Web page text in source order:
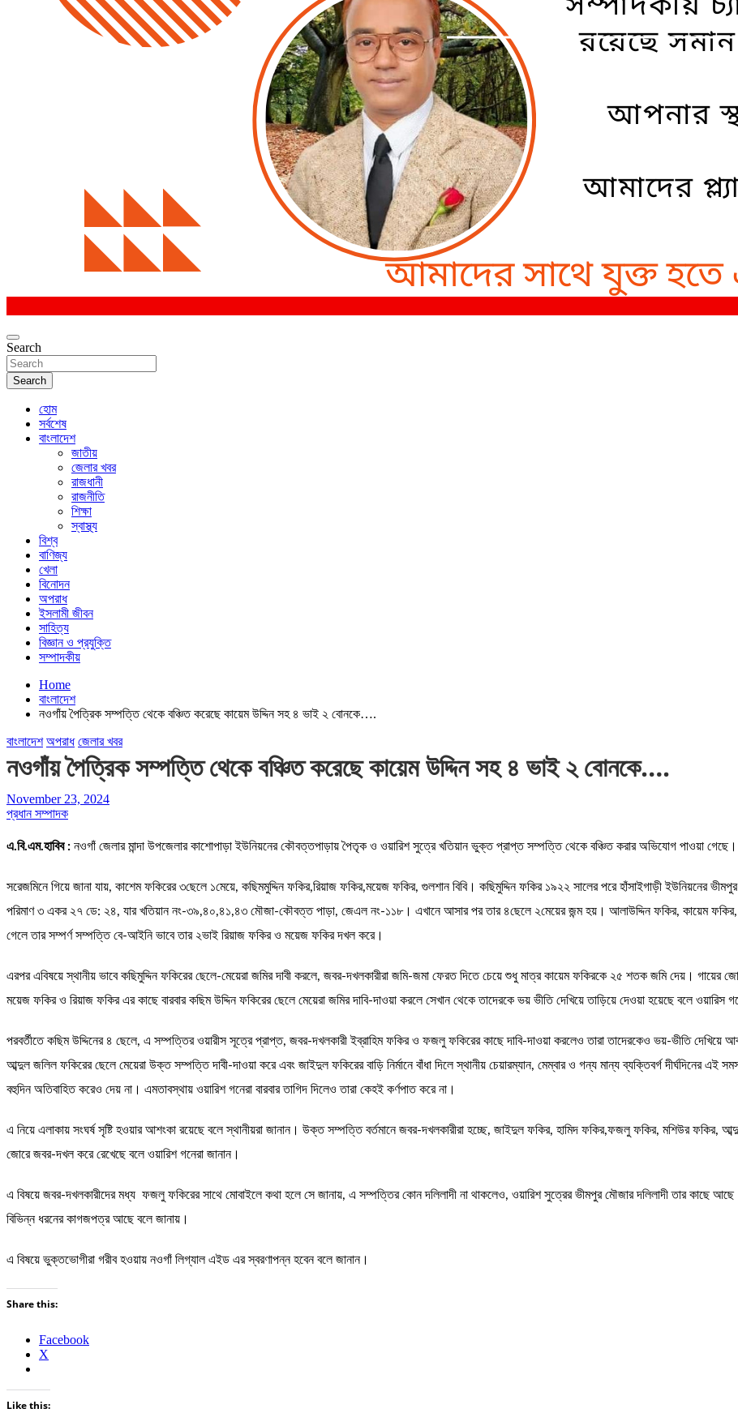
Search
Search
হোম
সর্বশেষ
বাংলাদেশ
জাতীয়
জেলার খবর
রাজধানী
রাজনীতি
শিক্ষা
স্বাস্থ্য
বিশ্ব
বাণিজ্য
খেলা
বিনোদন
অপরাধ
ইসলামী জীবন
সাহিত্য
বিজ্ঞান ও প্রযুক্তি
সম্পাদকীয়
Home
বাংলাদেশ
নওগাঁয় পৈত্রিক সম্পত্তি থেকে বঞ্চিত করেছে কায়েম উদ্দিন সহ ৪ ভাই ২ বোনকে….
বাংলাদেশ অপরাধ জেলার খবর
নওগাঁয় পৈত্রিক সম্পত্তি থেকে বঞ্চিত করেছে কায়েম উদ্দিন সহ ৪ ভাই ২ বোনকে….
November 23, 2024
প্রধান সম্পাদক
এ.বি.এম.হাবিব : নওগাঁ জেলার মান্দা উপজেলার কাশোপাড়া ইউনিয়নের কৌবত্তপাড়ায় পৈতৃক ও ওয়ারিশ সুত্রে খতিয়ান ভুক্ত প্রাপ্ত সম্পত্তি থেকে বঞ্চিত করার অভিযোগ পাওয়া গেছে।
সরেজমিনে গিয়ে জানা যায়, কাশেম ফকিরের ৩ছেলে ১মেয়ে, কছিমমুদ্দিন ফকির,রিয়াজ ফকির,ময়েজ ফকির, গুলশান বিবি। কছিমুদ্দিন ফকির ১৯২২ সালের পরে হাঁসাইগাড়ী ইউনিয়নের
পরিমাণ ৩ একর ২৭ ডে: ২৪, যার খতিয়ান নং-৩৯,৪০,৪১,৪৩ মৌজা-কৌবত্ত পাড়া, জেএল নং-১১৮। এখানে আসার পর তার ৪ছেলে ২মেয়ের জন্ম হয়। আলাউদ্দিন ফকির, কায়েম ফকির,
গেলে তার সম্পর্ণ সম্পত্তি বে-আইনি ভাবে তার ২ভাই রিয়াজ ফকির ও ময়েজ ফকির দখল করে।
এরপর এবিষয়ে স্থানীয় ভাবে কছিমুদ্দিন ফকিরের ছেলে-মেয়েরা জমির দাবী করলে, জবর-দখলকারীরা জমি-জমা ফেরত দিতে চেয়ে শুধু মাত্র কায়েম ফকিরকে ২৫ শতক জমি দেয়। গায়ের
ময়েজ ফকির ও রিয়াজ ফকির এর কাছে বারবার কছিম উদ্দিন ফকিরের ছেলে মেয়েরা জমির দাবি-দাওয়া করলে সেখান থেকে তাদেরকে ভয় ভীতি দেখিয়ে তাড়িয়ে দেওয়া হয়েছে বলে ওয়ারিস
পরবর্তীতে কছিম উদ্দিনের ৪ ছেলে, এ সম্পত্তির ওয়ারীস সূত্রে প্রাপ্ত, জবর-দখলকারী ইব্রাহিম ফকির ও ফজলু ফকিরের কাছে দাবি-দাওয়া করলেও তারা তাদেরকেও ভয়-ভীতি দেখিয়ে
আব্দুল জলিল ফকিরের ছেলে মেয়েরা উক্ত সম্পত্তি দাবী-দাওয়া করে এবং জাইদুল ফকিরের বাড়ি নির্মানে বাঁধা দিলে স্থানীয় চেয়ারম্যান, মেম্বার ও গন্য মান্য ব্যক্তিবর্গ দীর্ঘদিনের এই
বহুদিন অতিবাহিত করেও দেয় না। এমতাবস্থায় ওয়ারিশ গনেরা বারবার তাগিদ দিলেও তারা কেহই কর্ণপাত করে না।
এ নিয়ে এলাকায় সংঘর্ষ সৃষ্টি হওয়ার আশংকা রয়েছে বলে স্থানীয়রা জানান। উক্ত সম্পত্তি বর্তমানে জবর-দখলকারীরা হচ্ছে, জাইদুল ফকির, হামিদ ফকির,ফজলু ফকির, মশিউর ফকির,
জোরে জবর-দখল করে রেখেছে বলে ওয়ারিশ গনেরা জানান।
এ বিষয়ে জবর-দখলকারীদের মধ্য ফজলু ফকিরের সাথে মোবাইলে কথা হলে সে জানায়, এ সম্পত্তির কোন দলিলাদী না থাকলেও, ওয়ারিশ সুত্রের ভীমপুর মৌজার দলিলাদী তার কাছে
বিভিন্ন ধরনের কাগজপত্র আছে বলে জানায়।
এ বিষয়ে ভুক্তভোগীরা গরীব হওয়ায় নওগাঁ লিগ্যাল এইড এর স্বরণাপন্ন হবেন বলে জানান।
Share this:
Facebook
X
Like this: